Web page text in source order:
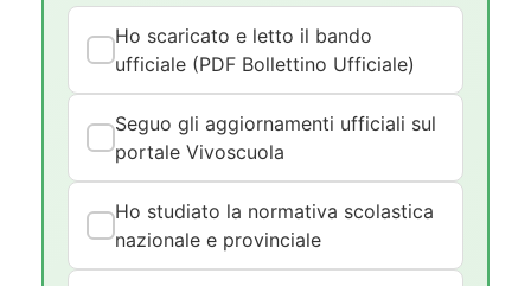
Ho scaricato e letto il bando
ufficiale (PDF Bollettino Ufficiale)
Seguo gli aggiornamenti ufficiali sul
portale Vivoscuola
Ho studiato la normativa scolastica
nazionale e provinciale